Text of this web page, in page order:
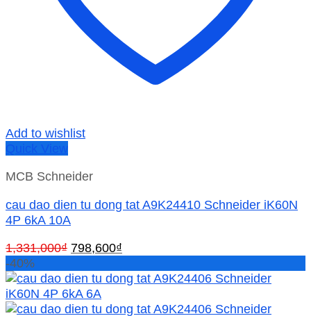
Add to wishlist
Quick View
MCB Schneider
cau dao dien tu dong tat A9K24410 Schneider iK60N
4P 6kA 10A
1,331,000₫ Giá
là:
1,331,000₫.
798,600₫
tại
798,600₫.
-40%